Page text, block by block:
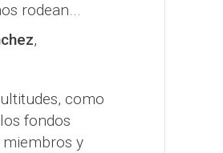
rodean...
,
como
fondos
y